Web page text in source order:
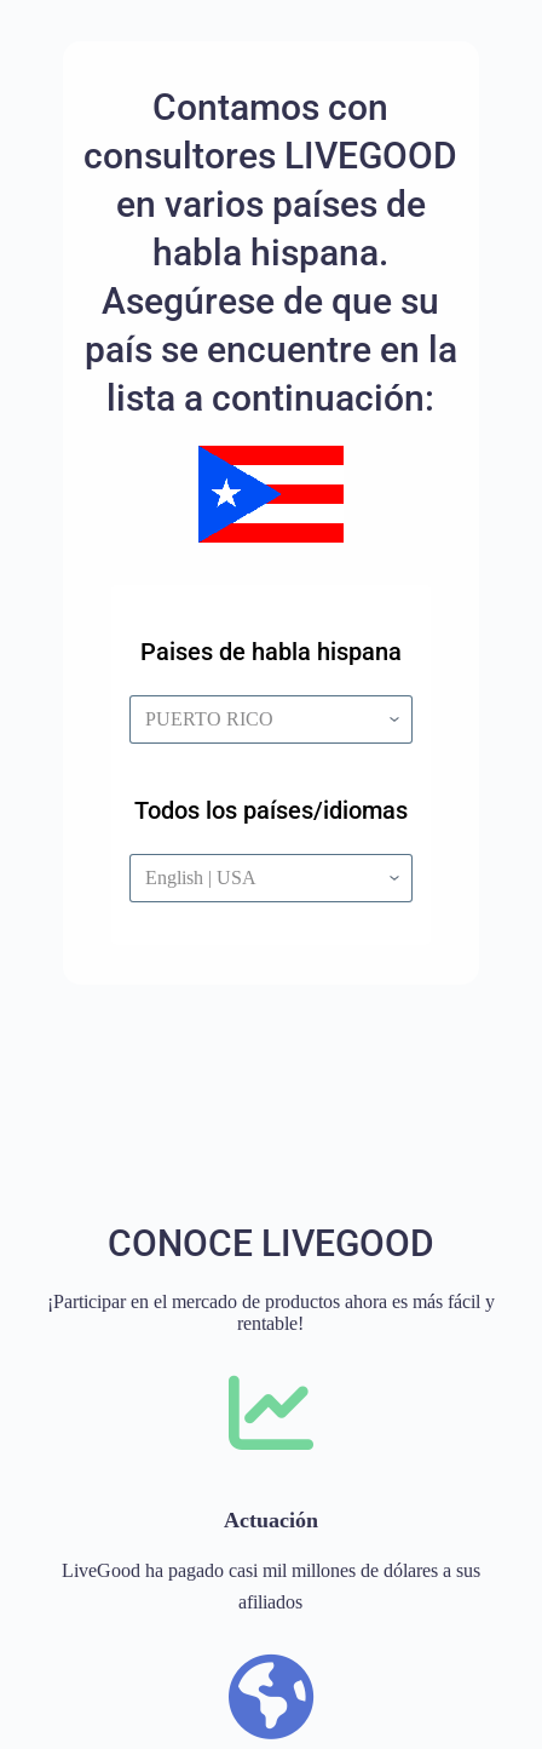
Contamos con
consultores LIVEGOOD
en varios países de
habla hispana.
Asegúrese de que su
país se encuentre en la
lista a continuación:
Paises de habla hispana
Todos los países/idiomas
CONOCE LIVEGOOD
¡Participar en el mercado de productos ahora es más fácil y
rentable!
Actuación
LiveGood ha pagado casi mil millones de dólares a sus
afiliados